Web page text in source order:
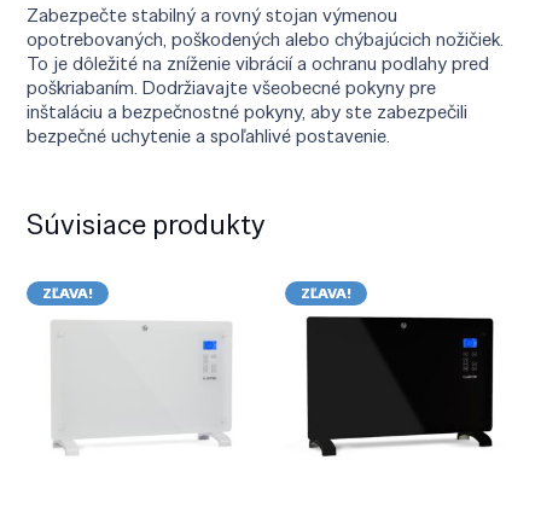
Zabezpečte stabilný a rovný stojan výmenou
opotrebovaných, poškodených alebo chýbajúcich nožičiek.
To je dôležité na zníženie vibrácií a ochranu podlahy pred
poškriabaním. Dodržiavajte všeobecné pokyny pre
inštaláciu a bezpečnostné pokyny, aby ste zabezpečili
bezpečné uchytenie a spoľahlivé postavenie.
Súvisiace produkty
ZĽAVA! ZĽAVA!